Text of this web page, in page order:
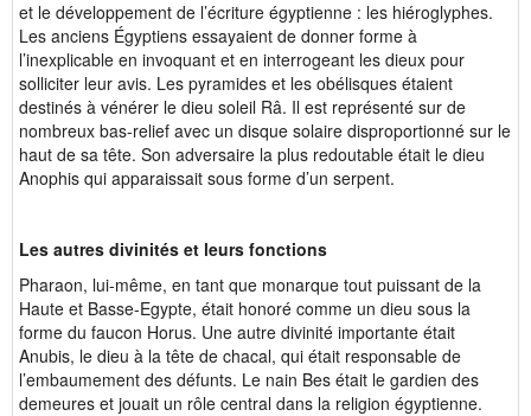
et le développement de l’écriture égyptienne : les hiéroglyphes.
Les anciens Égyptiens essayaient de donner forme à
l’inexplicable en invoquant et en interrogeant les dieux pour
solliciter leur avis. Les pyramides et les obélisques étaient
destinés à vénérer le dieu soleil Râ. Il est représenté sur de
nombreux bas-relief avec un disque solaire disproportionné sur le
haut de sa tête. Son adversaire la plus redoutable était le dieu
Anophis qui apparaissait sous forme d’un serpent.
Les autres divinités et leurs fonctions
Pharaon, lui-même, en tant que monarque tout puissant de la
Haute et Basse-Egypte, était honoré comme un dieu sous la
forme du faucon Horus. Une autre divinité importante était
Anubis, le dieu à la tête de chacal, qui était responsable de
l’embaumement des défunts. Le nain Bes était le gardien des
demeures et jouait un rôle central dans la religion égyptienne.